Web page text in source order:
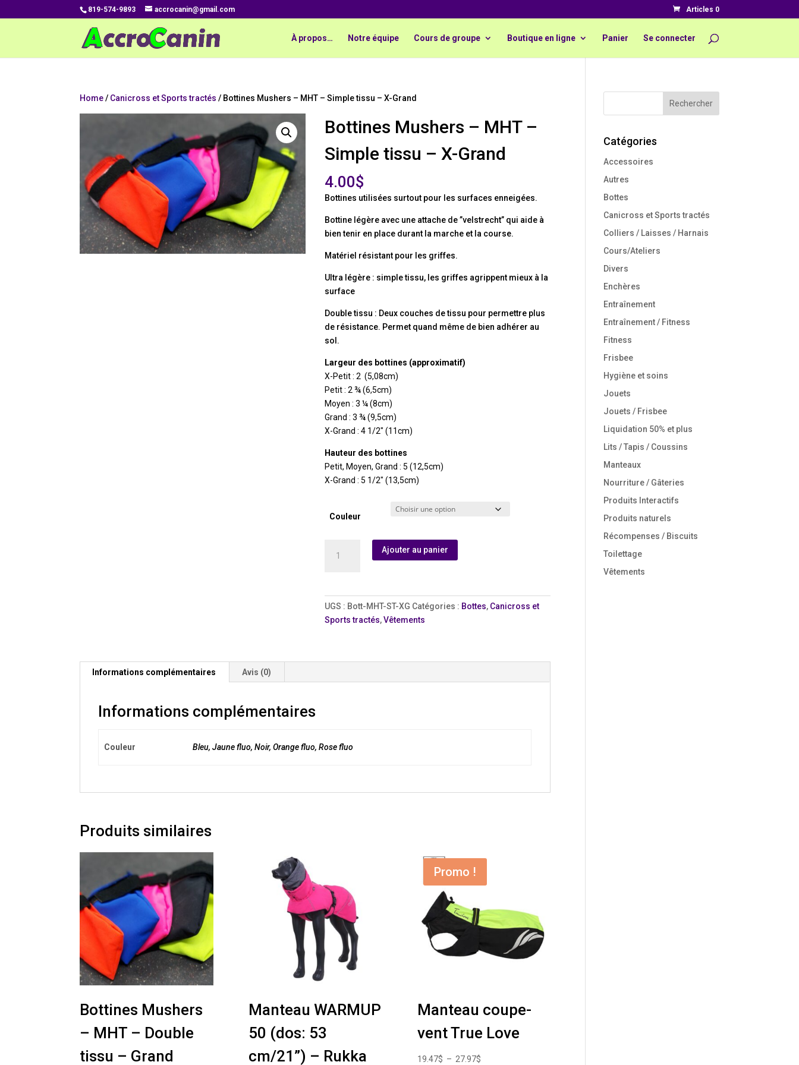
819-574-9893 accrocanin@gmail.com Articles 0
À propos… Notre équipe Cours de groupe Boutique en ligne Panier Se connecter
Home/ Canicross et Sports tractés / Bottines Mushers – MHT – Simple tissu – X-Grand
Bottines Mushers – MHT –
Simple tissu – X-Grand
4.00$
Bottines utilisées surtout pour les surfaces enneigées.
Bottine légère avec une attache de ”velstrecht” qui aide à
bien tenir en place durant la marche et la course.
Matériel résistant pour les griffes.
Ultra légère : simple tissu, les griffes agrippent mieux à la
surface
Double tissu : Deux couches de tissu pour permettre plus
de résistance. Permet quand même de bien adhérer au
sol.
Largeur des bottines (approximatif)
X-Petit : 2  (5,08cm)
Petit : 2 ¾ (6,5cm)
Moyen : 3 ¼ (8cm)
Grand : 3 ¾ (9,5cm)
X-Grand : 4 1/2″ (11cm)
Hauteur des bottines
Petit, Moyen, Grand : 5 (12,5cm)
X-Grand : 5 1/2″ (13,5cm)
Couleur
X-
Ajouter au panier
UGS : Bott-MHT-ST-XG Catégories : Bottes, Canicross et
Sports tractés,Vêtements
Informations complémentaires Avis (0)
Informations complémentaires
Couleur Bleu, Jaune fluo, Noir, Orange fluo, Rose fluo
Produits similaires
Bottines Mushers
– MHT – Double
tissu – Grand
Manteau WARMUP
50 (dos: 53
cm/21”) – Rukka
Promo !
Manteau coupe-
vent True Love
19.47$ – 27.97$Plage
Catégories
Accessoires
Autres
Bottes
Canicross et Sports tractés
Colliers / Laisses / Harnais
Cours/Ateliers
Divers
Enchères
Entraînement
Entraînement / Fitness
Fitness
Frisbee
Hygiène et soins
Jouets
Jouets / Frisbee
Liquidation 50% et plus
Lits / Tapis / Coussins
Manteaux
Nourriture / Gâteries
Produits Interactifs
Produits naturels
Récompenses / Biscuits
Toilettage
Vêtements